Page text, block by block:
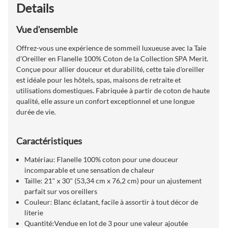
Details
Vue d'ensemble
Offrez-vous une expérience de sommeil luxueuse avec la Taie
d'Oreiller en Flanelle 100% Coton de la Collection SPA Merit.
Conçue pour allier douceur et durabilité, cette taie d'oreiller
est idéale pour les hôtels, spas, maisons de retraite et
utilisations domestiques. Fabriquée à partir de coton de haute
qualité, elle assure un confort exceptionnel et une longue
durée de vie.
Caractéristiques
Matériau: Flanelle 100% coton pour une douceur
incomparable et une sensation de chaleur
Taille: 21" x 30" (53,34 cm x 76,2 cm) pour un ajustement
parfait sur vos oreillers
Couleur: Blanc éclatant, facile à assortir à tout décor de
literie
Quantité:Vendue en lot de 3 pour une valeur ajoutée